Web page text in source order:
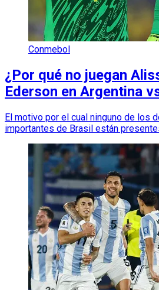
Conmebol
¿Por qué no juegan
Ederson en Argentina
El motivo por el cual ninguno de los
importantes de Brasil están